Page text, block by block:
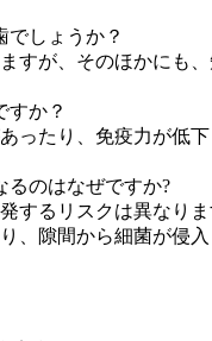
でしょうか？
すが、そのほかにも
すか？
ったり、免疫力が低
るのはなぜですか?
するリスクは異なり
、隙間から細菌が侵